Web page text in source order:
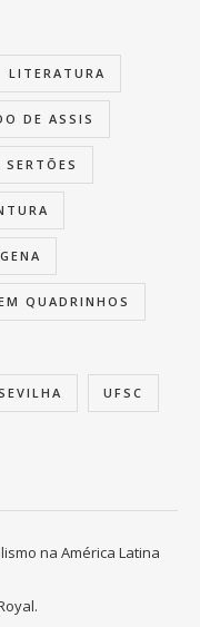
LITERATURA
DE ASSIS
SERTÕES
QUADRINHOS
UFSC
na América Latina
.